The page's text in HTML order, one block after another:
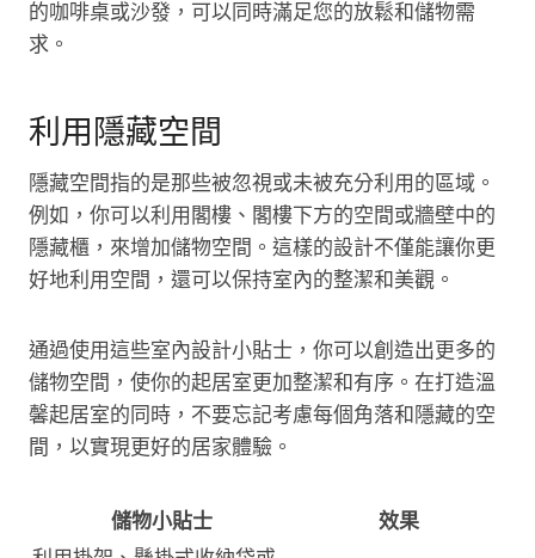
的咖啡桌或沙發，可以同時滿足您的放鬆和儲物需
求。
利用隱藏空間
隱藏空間指的是那些被忽視或未被充分利用的區域。
例如，你可以利用閣樓、閣樓下方的空間或牆壁中的
隱藏櫃，來增加儲物空間。這樣的設計不僅能讓你更
好地利用空間，還可以保持室內的整潔和美觀。
通過使用這些室內設計小貼士，你可以創造出更多的
儲物空間，使你的起居室更加整潔和有序。在打造溫
馨起居室的同時，不要忘記考慮每個角落和隱藏的空
間，以實現更好的居家體驗。
儲物小貼士
效果